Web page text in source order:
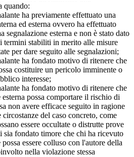
quando:
ha previamente effettuato una
ed esterna ovvero ha effettuato
segnalazione esterna e non è stato dato
termini stabiliti in merito alle misure
per dare seguito alle segnalazioni;
ha fondato motivo di ritenere che
costituire un pericolo imminente o
interesse;
ha fondato motivo di ritenere che
esterna possa comportare il rischio di
non avere efficace seguito in ragione
del caso concreto, come
essere occultate o distrutte prove
sia fondato timore che chi ha ricevuto
essere colluso con l'autore della
nella violazione stessa